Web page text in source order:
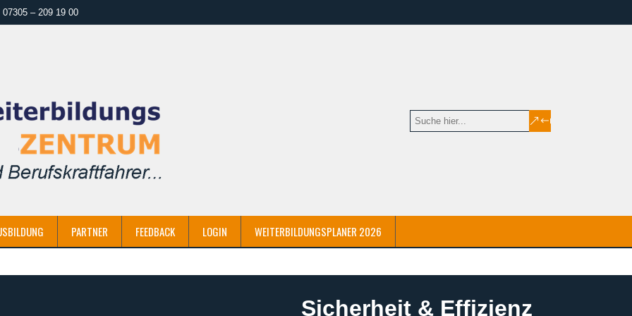
07305 – 209 19 00
PARTNER FEEDBACK LOGIN WEITERBILDUNGSPLANER 2026
Sicherheit & Effizienz